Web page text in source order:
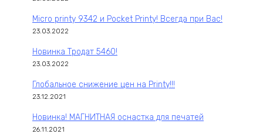
Micro printy 9342 и Pocket Printy! Всегда при Вас!
23.03.2022
Новинка Тродат 5460!
23.03.2022
Глобальное снижение цен на Printy!!!
23.12.2021
Новинка! МАГНИТНАЯ оснастка для печатей
26.11.2021